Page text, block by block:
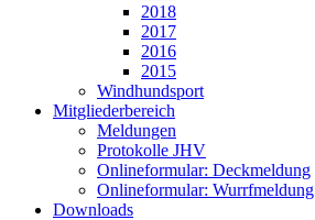
2018
2017
2016
2015
Windhundsport
Mitgliederbereich
Meldungen
Protokolle JHV
Onlineformular: Deckmeldung
Onlineformular: Wurrfmeldung
Downloads